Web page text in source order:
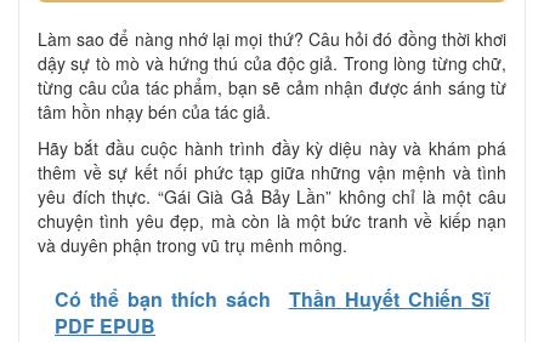
Làm sao để nàng nhớ lại mọi thứ? Câu hỏi đó đồng thời khơi
dậy sự tò mò và hứng thú của độc giả. Trong lòng từng chữ,
từng câu của tác phẩm, bạn sẽ cảm nhận được ánh sáng từ
tâm hồn nhạy bén của tác giả.
Hãy bắt đầu cuộc hành trình đầy kỳ diệu này và khám phá
thêm về sự kết nối phức tạp giữa những vận mệnh và tình
yêu đích thực. “Gái Già Gả Bảy Lần” không chỉ là một câu
chuyện tình yêu đẹp, mà còn là một bức tranh về kiếp nạn
và duyên phận trong vũ trụ mênh mông.
Có thể bạn thích sách
Thần Huyết Chiến Sĩ
PDF EPUB